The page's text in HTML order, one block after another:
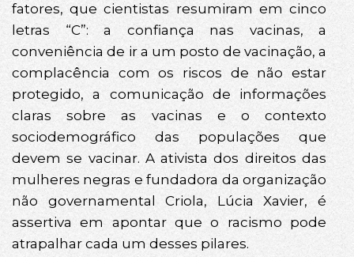
fatores, que cientistas resumiram em cinco
letras “C”: a confiança nas vacinas, a
conveniência de ir a um posto de vacinação, a
complacência com os riscos de não estar
protegido, a comunicação de informações
claras sobre as vacinas e o contexto
sociodemográfico das populações que
devem se vacinar. A ativista dos direitos das
mulheres negras e fundadora da organização
não governamental Criola, Lúcia Xavier, é
assertiva em apontar que o racismo pode
atrapalhar cada um desses pilares.